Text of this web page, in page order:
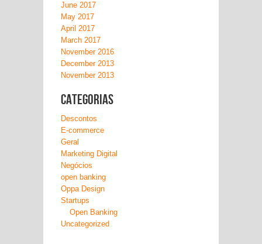
June 2017
May 2017
April 2017
March 2017
November 2016
December 2013
November 2013
Categorias
Descontos
E-commerce
Geral
Marketing Digital
Negócios
open banking
Oppa Design
Startups
Open Banking
Uncategorized